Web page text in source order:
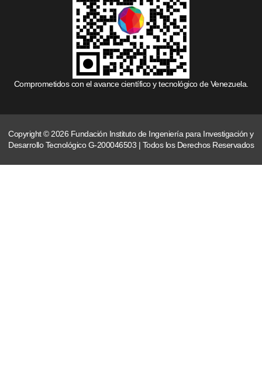
Comprometidos con el avance científico y tecnológico de Venezuela.
Copyright © 2026 Fundación Instituto de Ingeniería para Investigación y
Desarrollo Tecnológico G-200046503 | Todos los Derechos Reservados